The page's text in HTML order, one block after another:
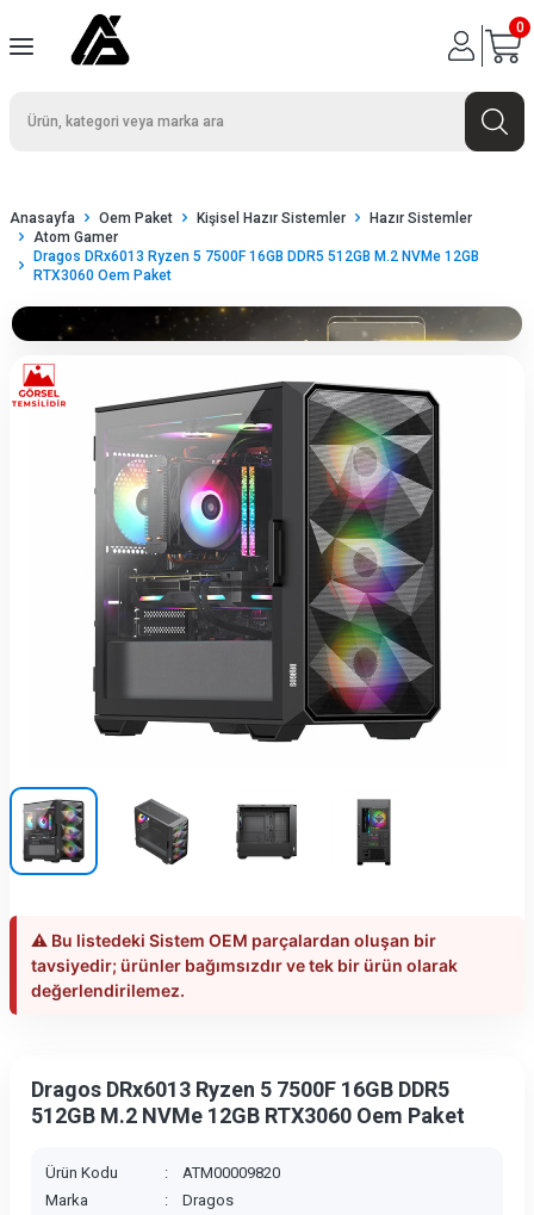
0
Anasayfa Oem Paket Kişisel Hazır Sistemler
Hazır Sistemler
Atom Gamer
Dragos DRx6013 Ryzen 5 7500F 16GB DDR5 512GB M.2 NVMe 12GB
RTX3060 Oem Paket
⚠️ Bu listedeki Sistem OEM parçalardan oluşan bir
tavsiyedir; ürünler bağımsızdır ve tek bir ürün olarak
değerlendirilemez.
Dragos DRx6013 Ryzen 5 7500F 16GB DDR5
512GB M.2 NVMe 12GB RTX3060 Oem Paket
Ürün Kodu :
ATM00009820
Marka
:
Dragos